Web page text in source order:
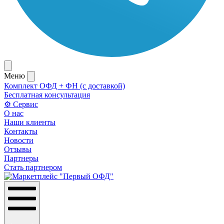
Меню
Комплект ОФД + ФН (с доставкой)
Бесплатная консультация
⚙️ Сервис
О нас
Наши клиенты
Контакты
Новости
Отзывы
Партнеры
Стать партнером